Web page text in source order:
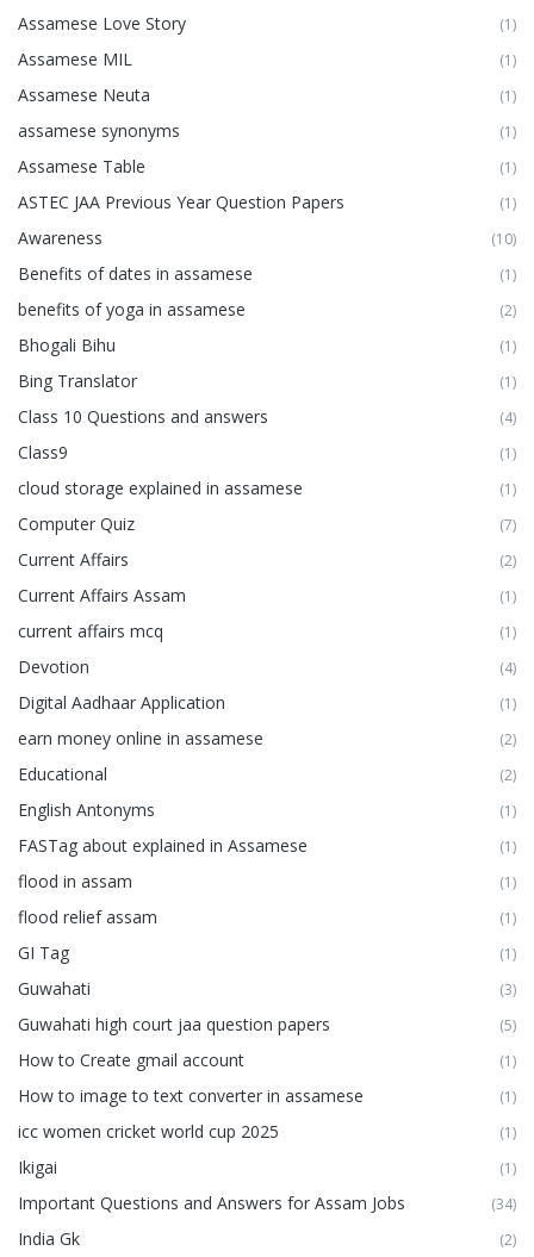
Assamese Love Story (1)
Assamese MIL (1)
Assamese Neuta (1)
assamese synonyms (1)
Assamese Table (1)
ASTEC JAA Previous Year Question Papers (1)
Awareness (10)
Benefits of dates in assamese (1)
benefits of yoga in assamese (2)
Bhogali Bihu (1)
Bing Translator (1)
Class 10 Questions and answers (4)
Class9 (1)
cloud storage explained in assamese (1)
Computer Quiz (7)
Current Affairs (2)
Current Affairs Assam (1)
current affairs mcq (1)
Devotion (4)
Digital Aadhaar Application (1)
earn money online in assamese (2)
Educational (2)
English Antonyms (1)
FASTag about explained in Assamese (1)
flood in assam (1)
flood relief assam (1)
GI Tag (1)
Guwahati (3)
Guwahati high court jaa question papers (5)
How to Create gmail account (1)
How to image to text converter in assamese (1)
icc women cricket world cup 2025 (1)
Ikigai (1)
Important Questions and Answers for Assam Jobs (34)
India Gk (2)